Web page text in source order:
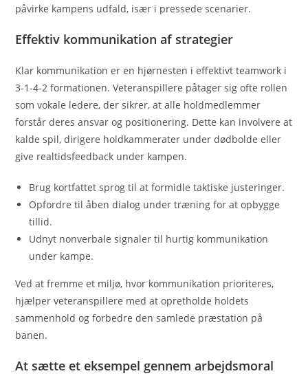
påvirke kampens udfald, især i pressede scenarier.
Effektiv kommunikation af strategier
Klar kommunikation er en hjørnesten i effektivt teamwork i
3-1-4-2 formationen. Veteranspillere påtager sig ofte rollen
som vokale ledere, der sikrer, at alle holdmedlemmer
forstår deres ansvar og positionering. Dette kan involvere at
kalde spil, dirigere holdkammerater under dødbolde eller
give realtidsfeedback under kampen.
Brug kortfattet sprog til at formidle taktiske justeringer.
Opfordre til åben dialog under træning for at opbygge
tillid.
Udnyt nonverbale signaler til hurtig kommunikation
under kampe.
Ved at fremme et miljø, hvor kommunikation prioriteres,
hjælper veteranspillere med at opretholde holdets
sammenhold og forbedre den samlede præstation på
banen.
At sætte et eksempel gennem arbejdsmoral